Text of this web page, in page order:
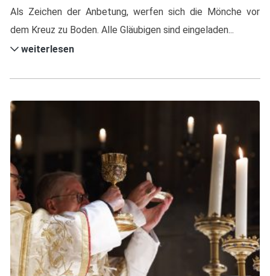
Als Zeichen der Anbetung, werfen sich die Mönche vor
dem Kreuz zu Boden. Alle Gläubigen sind eingeladen...
weiterlesen